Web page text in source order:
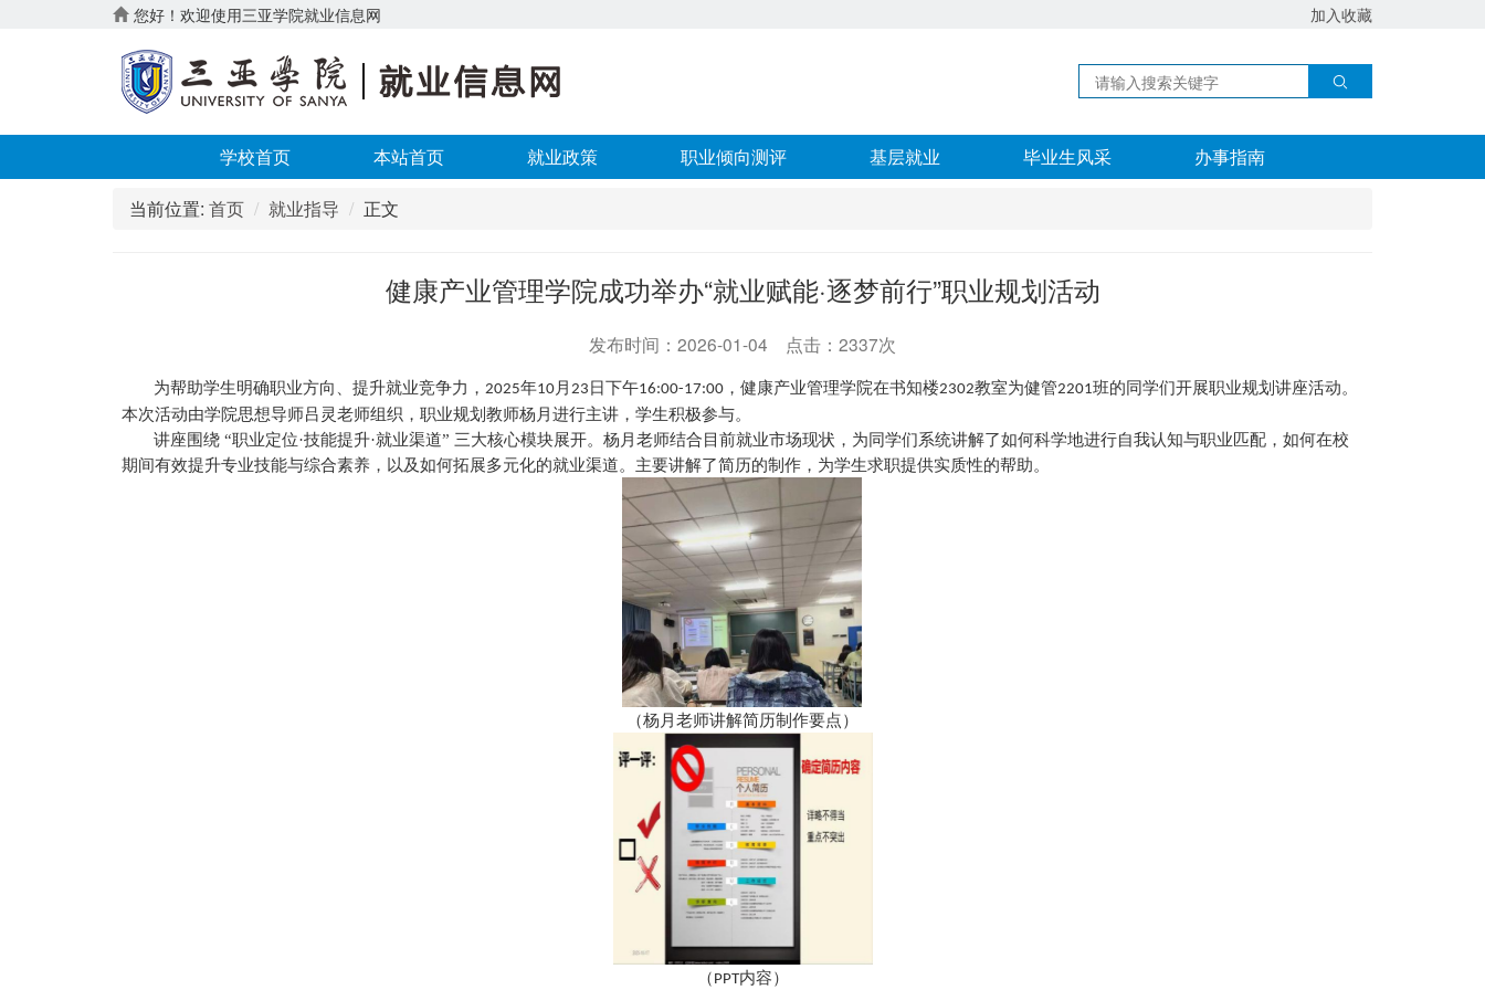
您好！欢迎使用三亚学院就业信息网 加入收藏
学校首页 本站首页 就业政策 职业倾向测评 基层就业 毕业生风采 办事指南
当前位置: 首页 就业指导 正文
健康产业管理学院成功举办“就业赋能·逐梦前行”职业规划活动
发布时间：2026-01-04 点击：2337次
为帮助学生明确职业方向、提升就业竞争力， 2025年10 月 23 日下午16:00-17:00 ，健康产业管理学院在书知楼2302教室为健管2201班的同学们开展职业规划讲座活动。
本次活动由学院思想导师吕灵老师组织，职业规划教师杨月进行主讲 ，学生积极参与。
讲座围绕 “职业定位·技能提升·就业渠道” 三大核心模块展开。 杨月 老师结合 目前就业市场现状，为同学们系统讲解了如何科学地进行自我认知与职业匹配，如何在校
期间有效提升专业技能与综合素养，以及如何拓展多元化的就业渠道。 主要讲解了简历的制作，为学生求职提供实质性的帮助。
（杨月 老师讲解简历制作要点）
（PPT内容）